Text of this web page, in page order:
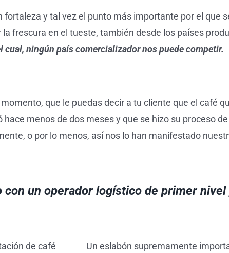
fortaleza y tal vez el punto más importante por el
frescura en el tueste, también desde los países
cual, ningún país comercializador nos puede competir.
que le puedas decir a tu cliente que el café
hace menos de dos meses y que se hizo su proceso
o por lo menos, así nos lo han manifestado
con un operador logístico de primer
Un eslabón supremamente